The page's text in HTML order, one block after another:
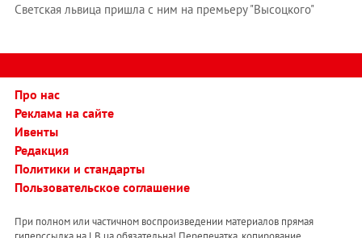
Светская львица пришла с ним на премьеру "Высоцкого"
Про нас
Реклама на сайте
Ивенты
Редакция
Политики и стандарты
Пользовательское соглашение
При полном или частичном воспроизведении материалов прямая